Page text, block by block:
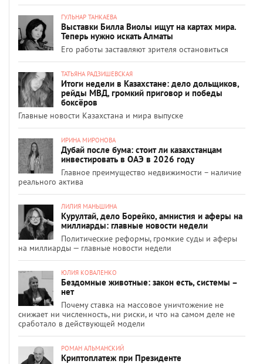
ГУЛЬНАР ТАНКАЕВА
Выставки Билла Виолы ищут на картах мира.
Теперь нужно искать Алматы
Его работы заставляют зрителя остановиться
ТАТЬЯНА РАДЗИШЕВСКАЯ
Итоги недели в Казахстане: дело дольщиков,
рейды МВД, громкий приговор и победы
боксёров
Главные новости Казахстана и мира выпуске
ИРИНА МИРОНОВА
Дубай после бума: стоит ли казахстанцам
инвестировать в ОАЭ в 2026 году
Главное преимущество недвижимости – наличие
реального актива
ЛИЛИЯ МАНЬШИНА
Курултай, дело Борейко, амнистия и аферы на
миллиарды: главные новости недели
Политические реформы, громкие суды и аферы
на миллиарды — главные новости недели
ЮЛИЯ КОВАЛЕНКО
Бездомные животные: закон есть, системы –
нет
Почему ставка на массовое уничтожение не
снижает ни численность, ни риски, и что на самом деле не
сработало в действующей модели
РОМАН АЛЬМАНСКИЙ
Криптоплатеж при Президенте